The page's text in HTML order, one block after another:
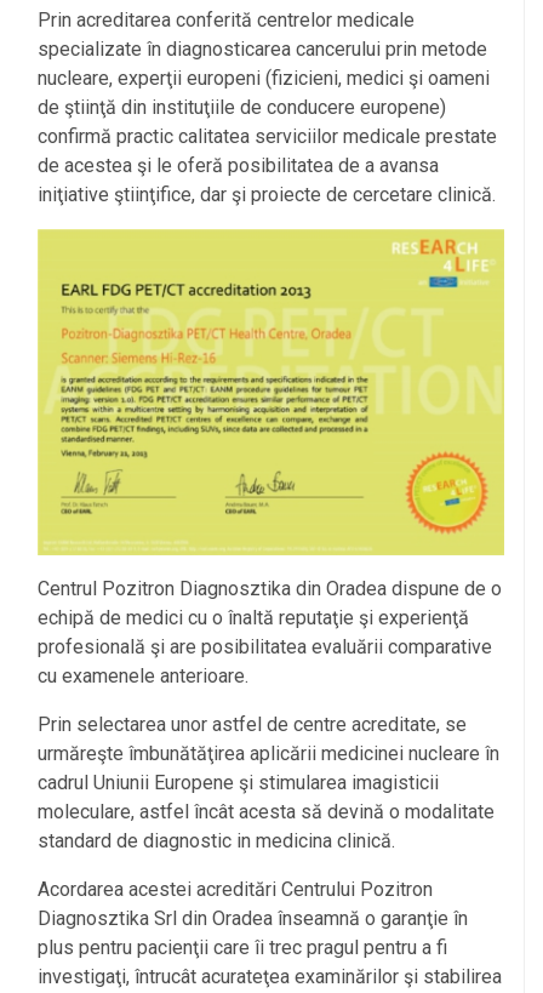
Prin acreditarea conferită centrelor medicale
specializate în diagnosticarea cancerului prin metode
nucleare, experţii europeni (fizicieni, medici şi oameni
de ştiinţă din instituţiile de conducere europene)
confirmă practic calitatea serviciilor medicale prestate
de acestea şi le oferă posibilitatea de a avansa
iniţiative ştiinţifice, dar şi proiecte de cercetare clinică.
Centrul Pozitron Diagnosztika din Oradea dispune de o
echipă de medici cu o înaltă reputaţie şi experienţă
profesională şi are posibilitatea evaluării comparative
cu examenele anterioare.
Prin selectarea unor astfel de centre acreditate, se
urmăreşte îmbunătăţirea aplicării medicinei nucleare în
cadrul Uniunii Europene şi stimularea imagisticii
moleculare, astfel încât acesta să devină o modalitate
standard de diagnostic in medicina clinică.
Acordarea acestei acreditări Centrului Pozitron
Diagnosztika Srl din Oradea înseamnă o garanţie în
plus pentru pacienţii care îi trec pragul pentru a fi
investigaţi, întrucât acurateţea examinărilor şi stabilirea